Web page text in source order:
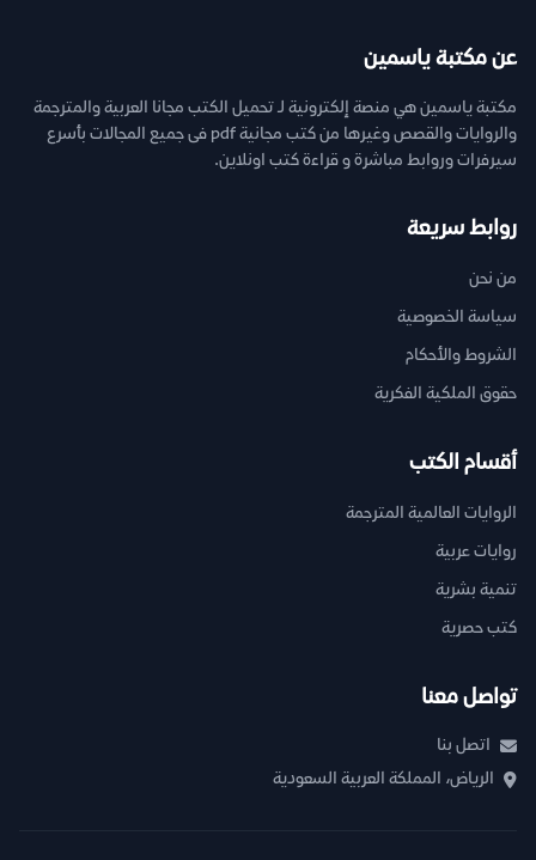
عن مكتبة ياسمين
مكتبة ياسمين هي منصة إلكترونية لـ تحميل الكتب مجانا العربية والمترجمة
والروايات والقصص وغيرها من كتب مجانية pdf فى جميع المجالات بأسرع
سيرفرات وروابط مباشرة و قراءة كتب اونلاين.
روابط سريعة
من نحن
سياسة الخصوصية
الشروط والأحكام
حقوق الملكية الفكرية
أقسام الكتب
الروايات العالمية المترجمة
روايات عربية
تنمية بشرية
كتب حصرية
تواصل معنا
اتصل بنا
الرياض، المملكة العربية السعودية